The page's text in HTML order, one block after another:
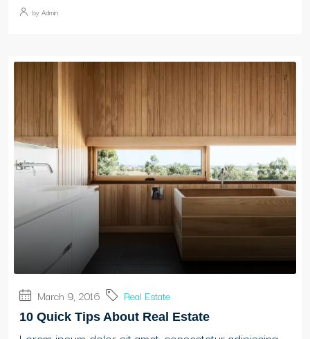
by Admin
March 9, 2016 Real Estate
10 Quick Tips About Real Estate